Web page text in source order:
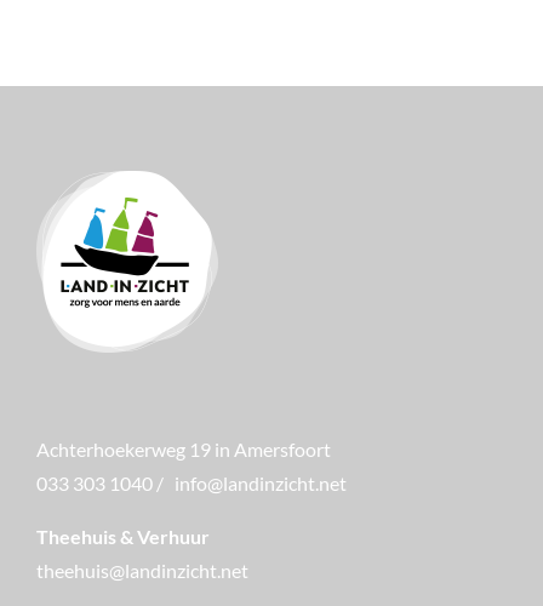
Achterhoekerweg 19 in Amersfoort
033 303 1040 / info@landinzicht.net
Theehuis & Verhuur
theehuis@landinzicht.net